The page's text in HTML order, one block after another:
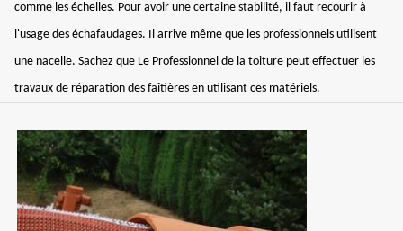
comme les échelles. Pour avoir une certaine stabilité, il faut recourir à
l'usage des échafaudages. Il arrive même que les professionnels utilisent
une nacelle. Sachez que Le Professionnel de la toiture peut effectuer les
travaux de réparation des faîtières en utilisant ces matériels.